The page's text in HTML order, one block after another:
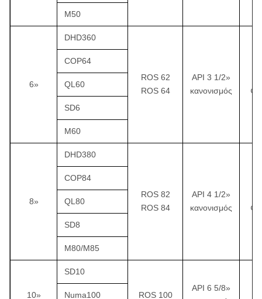
M50
6»
DHD360
ROS 62
ROS 64
API 3 1/2»
κανονισμός
COP64
QL60
SD6
M60
8»
DHD380
ROS 82
ROS 84
API 4 1/2»
κανονισμός
COP84
QL80
SD8
M80/M85
10»
SD10
ROS 100
API 6 5/8»
Numa100